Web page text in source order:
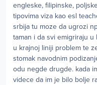
engleske, filipinske,
tipovima viza kao esl
srbija tu moze da ugrozi
taman i da svi emigriraju u
u krajnoj liniji problem te
stomak navodnim
odu negde drugde. kada
videce da im je bilo bolje